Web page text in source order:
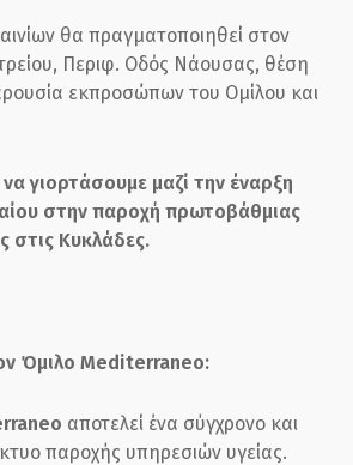
θα πραγματοποιηθεί στον
Περιφ. Οδός Νάουσας, θέση
εκπροσώπων του Ομίλου και
γιορτάσουμε μαζί την έναρξη
στην παροχή πρωτοβάθμιας
στις Κυκλάδες.
Όμιλο Mediterraneo:
αποτελεί ένα σύγχρονο και
παροχής υπηρεσιών υγείας.